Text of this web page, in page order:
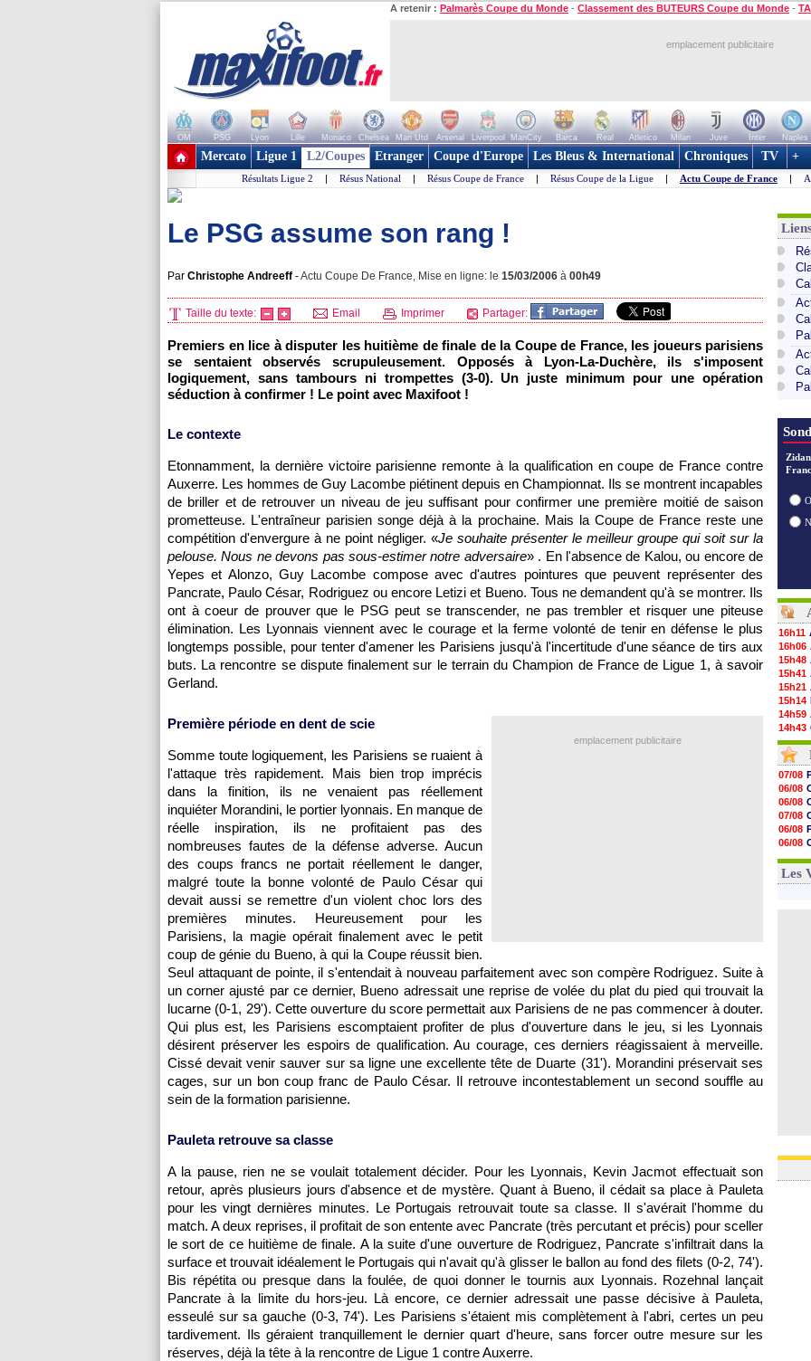
A retenir : Palmarès Coupe du Monde - Classement des BUTEURS Coupe du Monde -
emplacement publicitaire
OM PSG Lyon Lille Monaco Chelsea Man Utd Arsenal Liverpool ManCity Barca Real Atletico Milan Juve Inter Naples
+ de clubs
Mercato Ligue 1 L2/Coupes Etranger Coupe d'Europe Les Bleus & International Chroniques TV +
Résultats Ligue 2 | Résus National | Résus Coupe de France | Résus Coupe de la Ligue | Actu Coupe de France |
Le PSG assume son rang !
Par Christophe Andreeff -Actu Coupe De France, Mise en ligne: le 15/03/2006 à 00h49
Taille du texte: Email Imprimer Partager:
Premiers en lice à disputer les huitième de finale de la Coupe de France, les joueurs parisiens
se sentaient observés scrupuleusement. Opposés à Lyon-La-Duchère, ils s'imposent
logiquement, sans tambours ni trompettes (3-0). Un juste minimum pour une opération
séduction à confirmer ! Le point avec Maxifoot !
Le contexte
Etonnamment, la dernière victoire parisienne remonte à la qualification en coupe de France contre
Auxerre. Les hommes de Guy Lacombe piétinent depuis en Championnat. Ils se montrent incapables
de briller et de retrouver un niveau de jeu suffisant pour confirmer une première moitié de saison
prometteuse. L'entraîneur parisien songe déjà à la prochaine. Mais la Coupe de France reste une
compétition d'envergure à ne point négliger. «Je souhaite présenter le meilleur groupe qui soit sur la
pelouse. Nous ne devons pas sous-estimer notre adversaire» . En l'absence de Kalou, ou encore de
Yepes et Alonzo, Guy Lacombe compose avec d'autres pointures que peuvent représenter des
Pancrate, Paulo César, Rodriguez ou encore Letizi et Bueno. Tous ne demandent qu'à se montrer. Ils
ont à coeur de prouver que le PSG peut se transcender, ne pas trembler et risquer une piteuse
élimination. Les Lyonnais viennent avec le courage et la ferme volonté de tenir en défense le plus
longtemps possible, pour tenter d'amener les Parisiens jusqu'à l'incertitude d'une séance de tirs aux
buts. La rencontre se dispute finalement sur le terrain du Champion de France de Ligue 1, à savoir
Gerland.
emplacement publicitaire
Première période en dent de scie
Somme toute logiquement, les Parisiens se ruaient à
l'attaque très rapidement. Mais bien trop imprécis
dans la finition, ils ne venaient pas réellement
inquiéter Morandini, le portier lyonnais. En manque de
réelle inspiration, ils ne profitaient pas des
nombreuses fautes de la défense adverse. Aucun
des coups francs ne portait réellement le danger,
malgré toute la bonne volonté de Paulo César qui
devait aussi se remettre d'un violent choc lors des
premières minutes. Heureusement pour les
Parisiens, la magie opérait finalement avec le petit
coup de génie du Bueno, à qui la Coupe réussit bien.
Seul attaquant de pointe, il s'entendait à nouveau parfaitement avec son compère Rodriguez. Suite à
un corner ajusté par ce dernier, Bueno adressait une reprise de volée du plat du pied qui trouvait la
lucarne (0-1, 29'). Cette ouverture du score permettait aux Parisiens de ne pas commencer à douter.
Qui plus est, les Parisiens escomptaient profiter de plus d'ouverture dans le jeu, si les Lyonnais
désirent préserver les espoirs de qualification. Au courage, ces derniers réagissaient à merveille.
Cissé devait venir sauver sur sa ligne une excellente tête de Duarte (31'). Morandini préservait ses
cages, sur un bon coup franc de Paulo César. Il retrouve incontestablement un second souffle au
sein de la formation parisienne.
Pauleta retrouve sa classe
A la pause, rien ne se voulait totalement décider. Pour les Lyonnais, Kevin Jacmot effectuait son
retour, après plusieurs jours d'absence et de mystère. Quant à Bueno, il cédait sa place à Pauleta
pour les vingt dernières minutes. Le Portugais retrouvait toute sa classe. Il s'avérait l'homme du
match. A deux reprises, il profitait de son entente avec Pancrate (très percutant et précis) pour sceller
le sort de ce huitième de finale. A la suite d'une ouverture de Rodriguez, Pancrate s'infiltrait dans la
surface et trouvait idéalement le Portugais qui n'avait qu'à glisser le ballon au fond des filets (0-2, 74').
Bis répétita ou presque dans la foulée, de quoi donner le tournis aux Lyonnais. Rozehnal lançait
Pancrate à la limite du hors-jeu. Là encore, ce dernier adressait une passe décisive à Pauleta,
esseulé sur sa gauche (0-3, 74'). Les Parisiens s'étaient mis complètement à l'abri, certes un peu
tardivement. Ils géraient tranquillement le dernier quart d'heure, sans forcer outre mesure sur les
réserves, déjà la tête à la rencontre de Ligue 1 contreAuxerre.
16h11
16h06
15h48
15h41
15h21
15h14
14h59
14h43
14h14
13h59
13h55
13h48
13h30
12h49
12h22
12h00
11h46
11h20
10h49
07/08
06/08
06/08
07/08
06/08
06/08
06/08
Les